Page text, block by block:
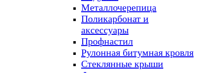
Металлочерепица
Поликарбонат и
аксессуары
Профнастил
Рулонная битумная кровля
Стеклянные крыши